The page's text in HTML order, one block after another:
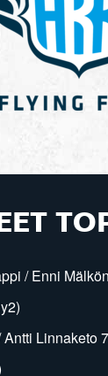
/ Enni
Linnaketo